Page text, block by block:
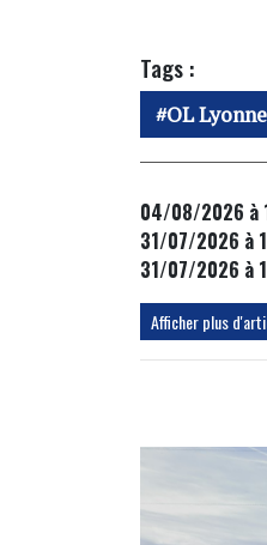
Tags :
OL
04/08/2026 à
31/07/2026 à
31/07/2026 à
Afficher plus